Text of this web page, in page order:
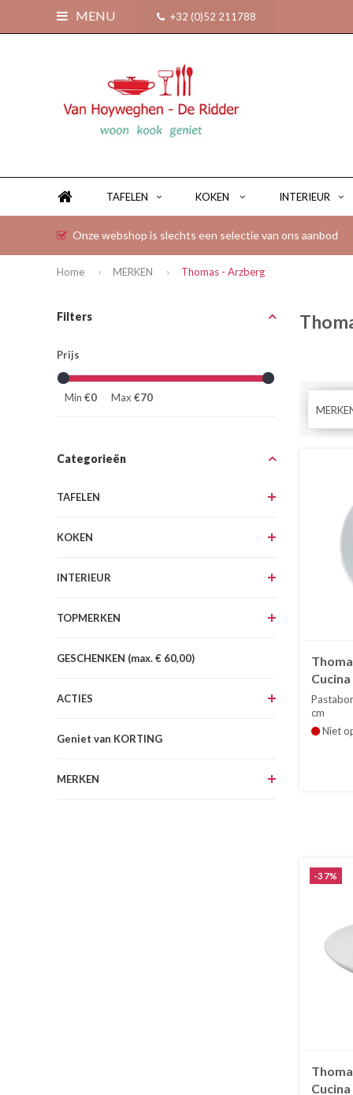
MENU +32 (0)52 211788
TAFELEN KOKEN INTERIEUR
Onze webshop is slechts een selectie van ons aanbod
Home MERKEN Thomas - Arzberg
Filters
Prijs
Min €0 Max €70
Categorieën
TAFELEN
KOKEN
INTERIEUR
TOPMERKEN
GESCHENKEN (max. € 60,00)
ACTIES
Geniet van KORTING
MERKEN
cm
Niet
-37%